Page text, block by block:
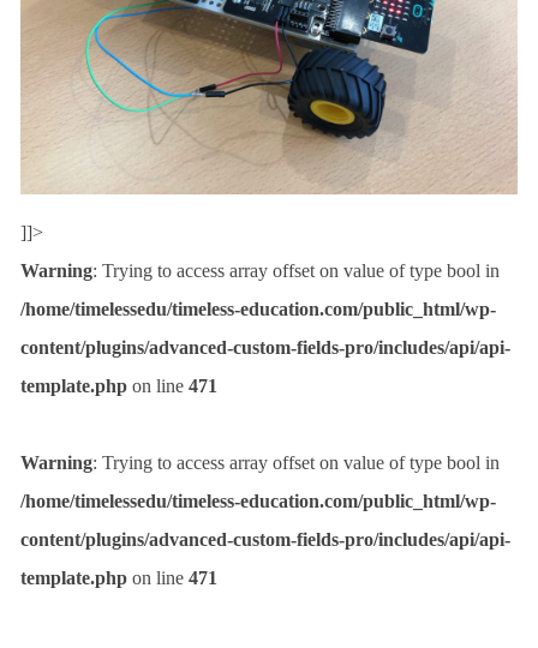
]]>
Warning: Trying to access array offset on value of type bool in
/home/timelessedu/timeless-education.com/public_html/wp-
content/plugins/advanced-custom-fields-pro/includes/api/api-
template.phpon line 471
Warning: Trying to access array offset on value of type bool in
/home/timelessedu/timeless-education.com/public_html/wp-
content/plugins/advanced-custom-fields-pro/includes/api/api-
template.phpon line 471